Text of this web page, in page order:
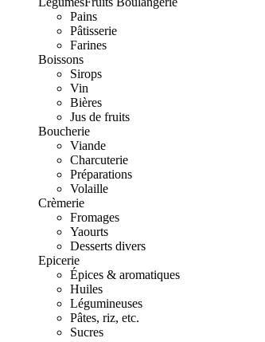
Pains
Pâtisserie
Farines
Boissons
Sirops
Vin
Bières
Jus de fruits
Boucherie
Viande
Charcuterie
Préparations
Volaille
Crèmerie
Fromages
Yaourts
Desserts divers
Epicerie
Épices & aromatiques
Huiles
Légumineuses
Pâtes, riz, etc.
Sucres